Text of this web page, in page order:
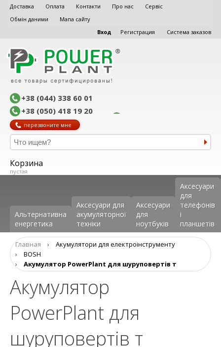
Доставка Оплата Контакти Про нас
Сервіс
Обмін даними
Мапа сайту
Вход
Регистрация Система заказов
+38 (044) 338 60 01
+38 (050) 418 19 20
перезвоните мне
Корзина
пустая
Альтернативна
енергетика
Аксесуари для
акумуляторної
техніки
Аксесуари
для
ноутбуків
Аксеcуари
для
телефонів
і
планшетів
Главная ›
Акумулятори для електроінструменту
›
BOSH
›
Акумулятор PowerPlant для шуруповертів т
Акумулятор
PowerPlant для
шуруповертів т